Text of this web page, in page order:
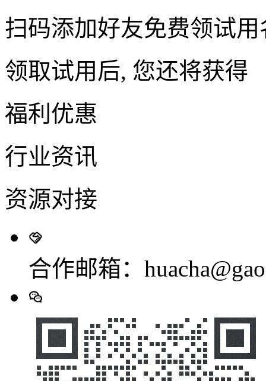
扫码添加好友免费领试用
领取试用后, 您还将获得
福利优惠
行业资讯
资源对接
合作邮箱：